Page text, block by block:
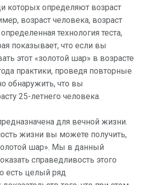
которых определяют возраст
возраст человека, возраст
технология теста,
показывает, что если вы
этот «золотой шар» в возрасте
практики, проведя повторные
обнаружить, что вы
25-летнего человека.
для вечной жизни.
жизни вы можете получить,
шар». Мы в данный
справедливость этого
есть целый ряд